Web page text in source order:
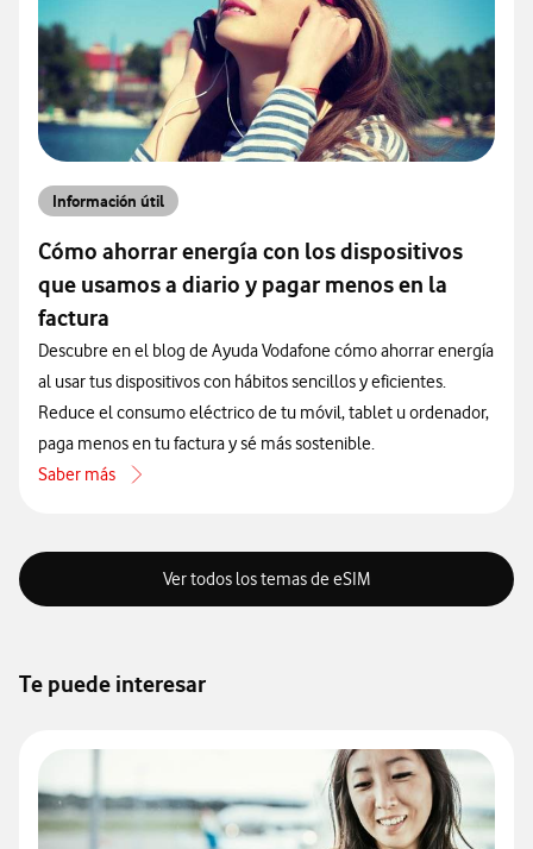
Información útil
Cómo ahorrar energía con los dispositivos
que usamos a diario y pagar menos en la
factura
Descubre en el blog de Ayuda Vodafone cómo ahorrar energía
al usar tus dispositivos con hábitos sencillos y eficientes.
Reduce el consumo eléctrico de tu móvil, tablet u ordenador,
paga menos en tu factura y sé más sostenible.
Saber más
acerca de Cómo ahorrar energía con los dispositivos que usamos
Ver todos los temas de eSIM
Te puede interesar